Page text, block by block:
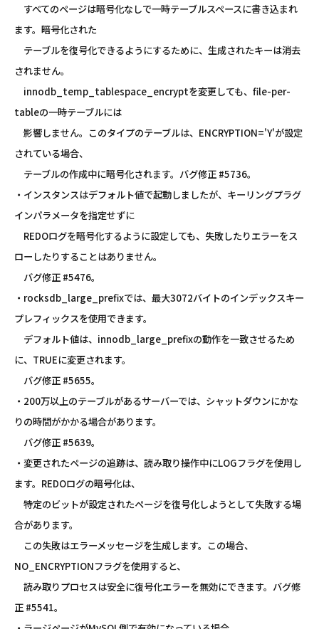
すべてのページは暗号化なしで一時テーブルスペースに書き込まれ
ます。暗号化された
テーブルを復号化できるようにするために、生成されたキーは消去
されません。
innodb_temp_tablespace_encryptを変更しても、file-per-
tableの一時テーブルには
影響しません。このタイプのテーブルは、ENCRYPTION='Y'が設定
されている場合、
テーブルの作成中に暗号化されます。バグ修正 #5736。
・インスタンスはデフォルト値で起動しましたが、キーリングプラグ
インパラメータを指定せずに
REDOログを暗号化するように設定しても、失敗したりエラーをス
ローしたりすることはありません。
バグ修正 #5476。
・rocksdb_large_prefixでは、最大3072バイトのインデックスキー
プレフィックスを使用できます。
デフォルト値は、innodb_large_prefixの動作を一致させるため
に、TRUEに変更されます。
バグ修正 #5655。
・200万以上のテーブルがあるサーバーでは、シャットダウンにかな
りの時間がかかる場合があります。
バグ修正 #5639。
・変更されたページの追跡は、読み取り操作中にLOGフラグを使用し
ます。REDOログの暗号化は、
特定のビットが設定されたページを復号化しようとして失敗する場
合があります。
この失敗はエラーメッセージを生成します。この場合、
NO_ENCRYPTIONフラグを使用すると、
読み取りプロセスは安全に復号化エラーを無効にできます。バグ修
正 #5541。